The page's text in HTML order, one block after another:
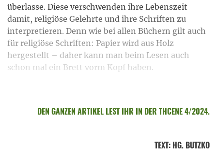
überlasse. Diese verschwenden ihre Lebenszeit
damit, religiöse Gelehrte und ihre Schriften zu
interpretieren. Denn wie bei allen Büchern gilt auch
für religiöse Schriften: Papier wird aus Holz
hergestellt – daher kann man beim Lesen auch
schon mal ein Brett vorm Kopf haben.
DEN GANZEN ARTIKEL LEST IHR IN DER THCENE 4/2024.
TEXT: HG. BUTZKO